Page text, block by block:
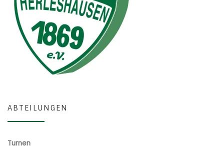
ABTEILUNGEN
Turnen